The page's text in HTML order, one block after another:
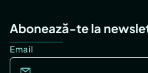
Abonează-te la
Email